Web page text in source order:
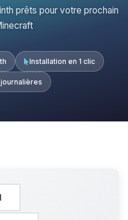
prêts pour votre prochain
Installation en 1 clic